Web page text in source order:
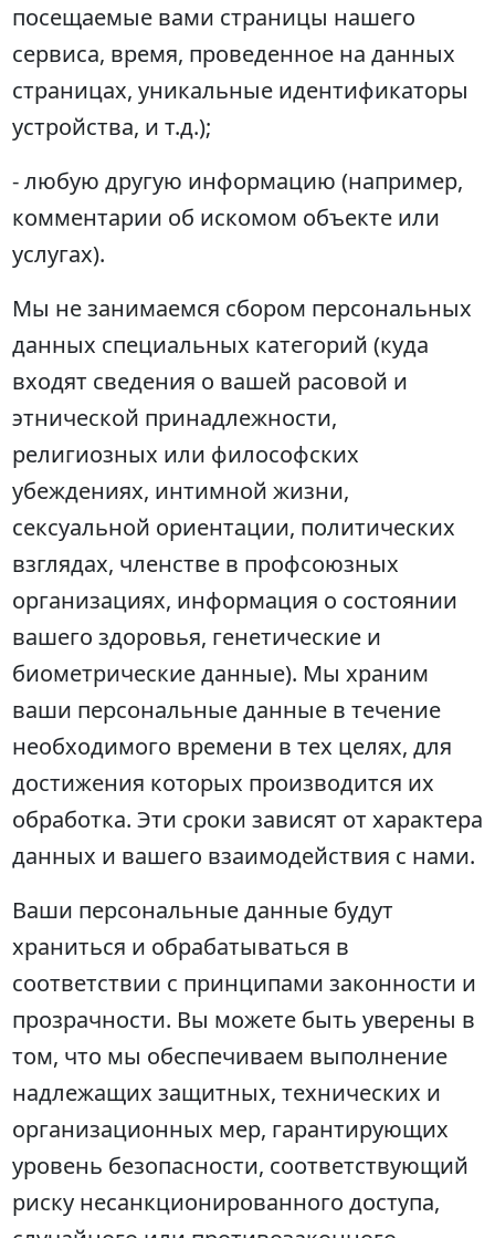
посещаемые вами страницы нашего
сервиса, время, проведенное на данных
страницах, уникальные идентификаторы
устройства, и т.д.);
- любую другую информацию (например,
комментарии об искомом объекте или
услугах).
Мы не занимаемся сбором персональных
данных специальных категорий (куда
входят сведения о вашей расовой и
этнической принадлежности,
религиозных или философских
убеждениях, интимной жизни,
сексуальной ориентации, политических
взглядах, членстве в профсоюзных
организациях, информация о состоянии
вашего здоровья, генетические и
биометрические данные). Мы храним
ваши персональные данные в течение
необходимого времени в тех целях, для
достижения которых производится их
обработка. Эти сроки зависят от характера
данных и вашего взаимодействия с нами.
Ваши персональные данные будут
храниться и обрабатываться в
соответствии с принципами законности и
прозрачности. Вы можете быть уверены в
том, что мы обеспечиваем выполнение
надлежащих защитных, технических и
организационных мер, гарантирующих
уровень безопасности, соответствующий
риску несанкционированного доступа,